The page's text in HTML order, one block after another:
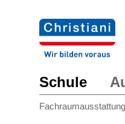
Schule
Fachraumausstattung